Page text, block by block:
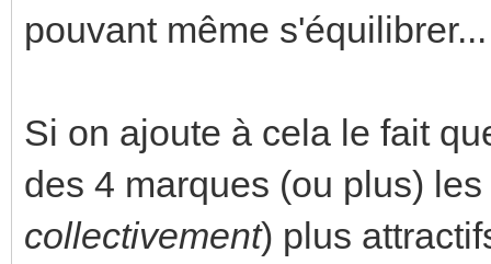
pouvant même s'équilibrer...
Si on ajoute à cela le fait
des 4 marques (ou plus)
collectivement) plus